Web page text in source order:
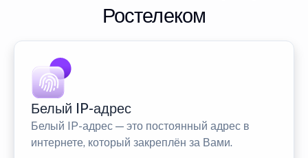
Ростелеком
Белый IP-адрес
Белый IP-адрес — это постоянный адрес в
интернете, который закреплён за Вами.